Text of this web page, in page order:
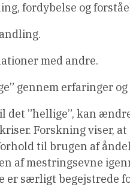
fordybelse og
med andre.
gennem erfaringer og
det ”hellige”, kan
Forskning viser,
til brugen af
af mestringsevne
er særligt begejstrede